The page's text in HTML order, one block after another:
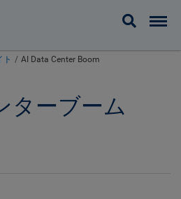
ト AI Data Center Boom
ターブーム